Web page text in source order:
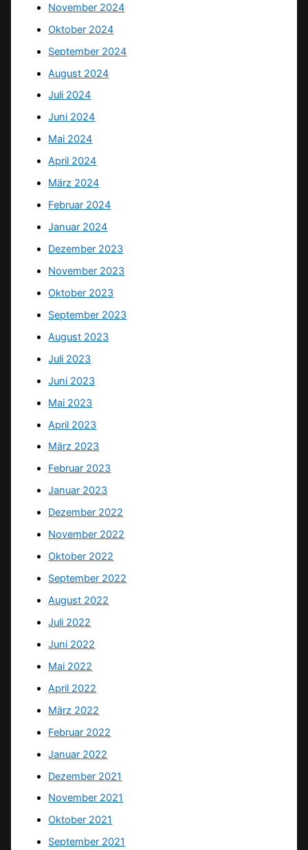
November 2024
Oktober 2024
September 2024
August 2024
Juli 2024
Juni 2024
Mai 2024
April 2024
März 2024
Februar 2024
Januar 2024
Dezember 2023
November 2023
Oktober 2023
September 2023
August 2023
Juli 2023
Juni 2023
Mai 2023
April 2023
März 2023
Februar 2023
Januar 2023
Dezember 2022
November 2022
Oktober 2022
September 2022
August 2022
Juli 2022
Juni 2022
Mai 2022
April 2022
März 2022
Februar 2022
Januar 2022
Dezember 2021
November 2021
Oktober 2021
September 2021